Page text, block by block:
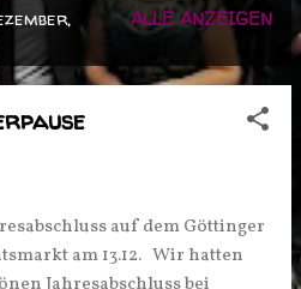
ALLE ANZEIGEN
auf dem Göttinger
am 13.12. Wir hatten